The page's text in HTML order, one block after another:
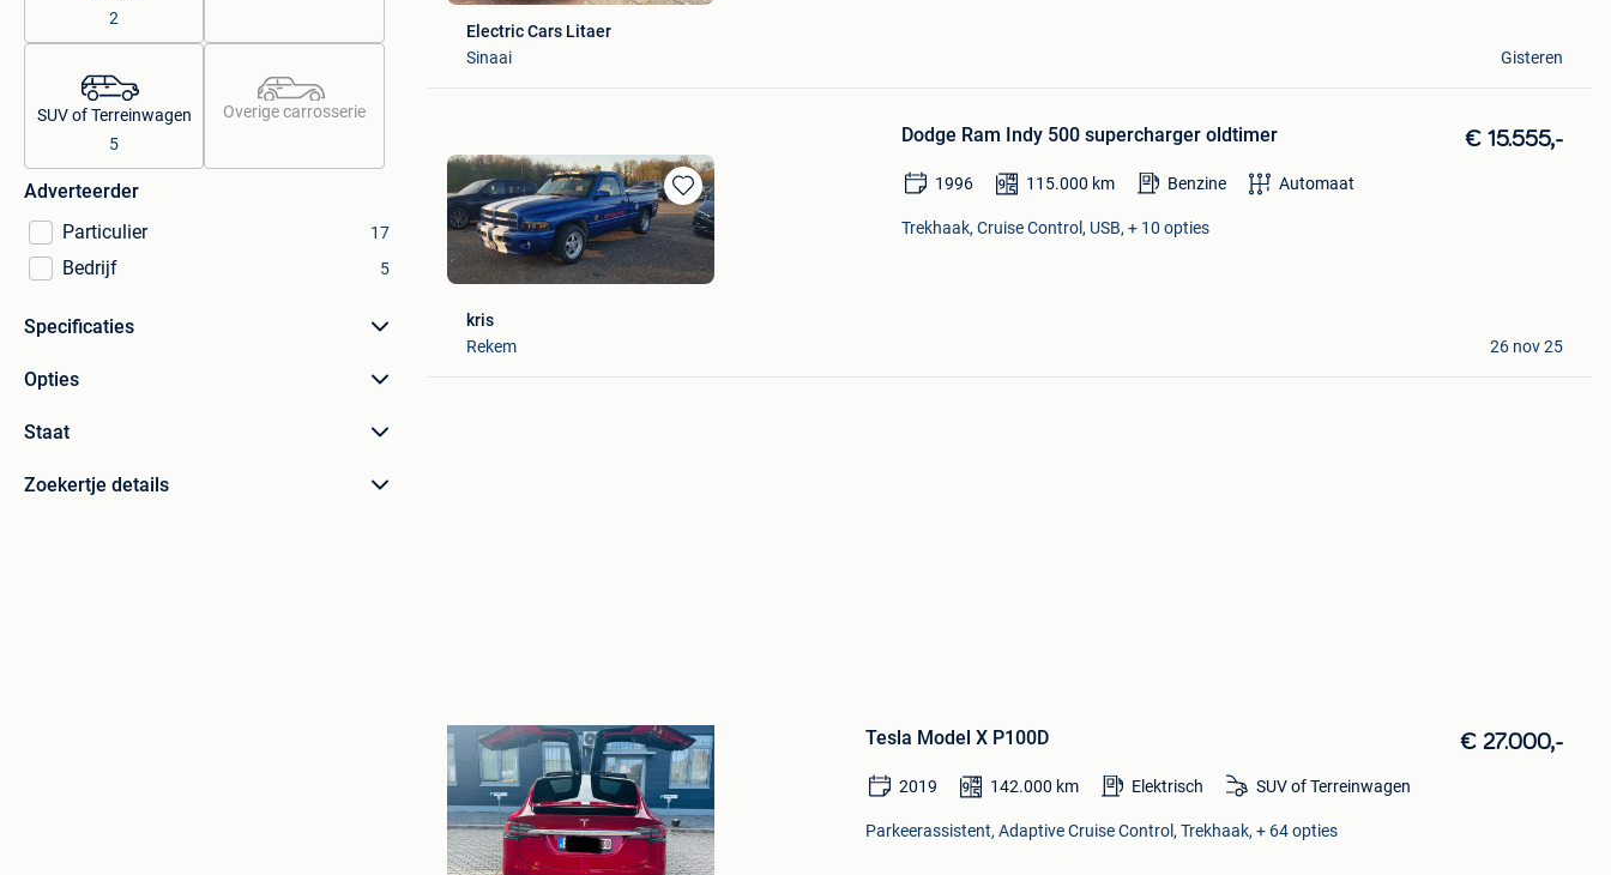
2
SUV of Terreinwagen
5
Overige carrosserie
Adverteerder
Particulier
17
Bedrijf 5
Specificaties
Opties
Staat
Zoekertje details
Electric Cars Litaer
Sinaai
Gisteren
Bewaren
in
Mijn
Favorieten
Dodge Ram Indy 500 supercharger oldtimer € 15.555,-
1996 115.000 km Benzine Automaat
Trekhaak, Cruise Control, USB, + 10 opties
kris
Rekem
26 nov 25
Mijn
Favorieten
Tesla Model X P100D € 27.000,-
2019 142.000 km Elektrisch SUV of Terreinwagen
Parkeerassistent, Adaptive Cruise Control, Trekhaak, + 64 opties